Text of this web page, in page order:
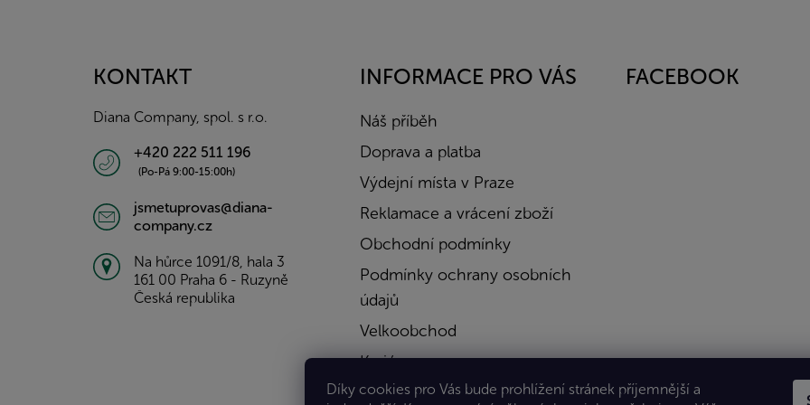
Díky cookies pro Vás bude prohlížení stránek příjemnější a
KONTAKT
Diana Company, spol. s r.o.
+420 222 511 196
(Po-Pá 9:00-15:00h)
jsmetuprovas@diana-
company.cz
Na hůrce 1091/8, hala 3
161 00 Praha 6 - Ruzyně
Česká republika
INFORMACE PRO VÁS
Náš příběh
Doprava a platba
Výdejní místa v Praze
Reklamace a vrácení zboží
Obchodní podmínky
Podmínky ochrany osobních
údajů
Velkoobchod
Kariéra
Kontakty
FACEBOOK